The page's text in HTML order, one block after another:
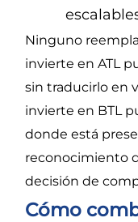
Ninguno
invierte en ATL
sin traducirlo en
invierte en BTL
donde está
reconocimiento
decisión de
Cómo